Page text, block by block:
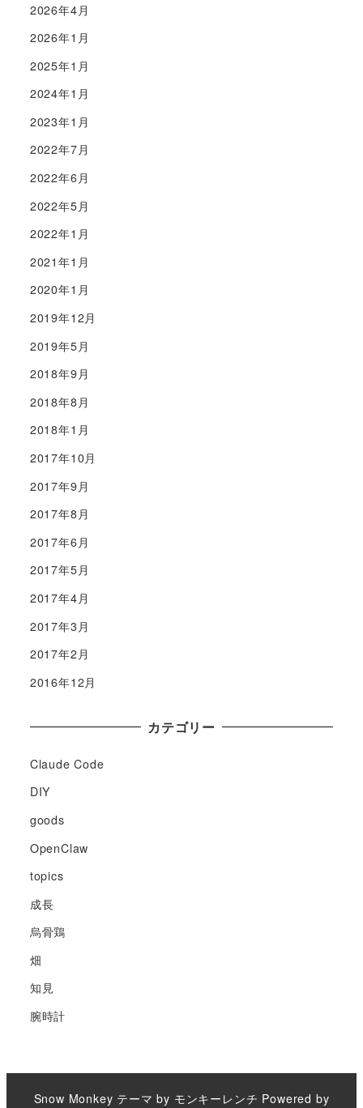
2026年4月
2026年1月
2025年1月
2024年1月
2023年1月
2022年7月
2022年6月
2022年5月
2022年1月
2021年1月
2020年1月
2019年12月
2019年5月
2018年9月
2018年8月
2018年1月
2017年10月
2017年9月
2017年8月
2017年6月
2017年5月
2017年4月
2017年3月
2017年2月
2016年12月
カテゴリー
Claude Code
DIY
goods
OpenClaw
topics
成長
烏骨鶏
畑
知見
腕時計
Snow Monkey テーマ by モンキーレンチ Powered by